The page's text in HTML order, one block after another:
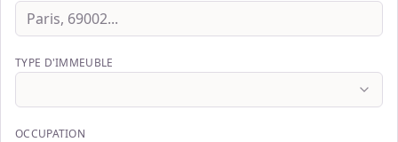
TYPE D'IMMEUBLE
OCCUPATION